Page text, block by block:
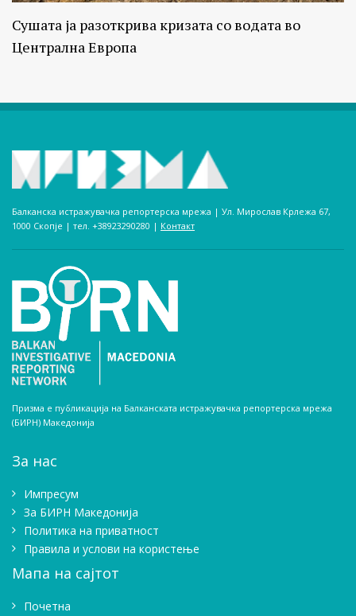
Сушата ја разоткрива кризата со водата во
Централна Европа
Балканска истражувачка репортерска мрежа | Ул. Мирослав Крлежа 67,
1000 Скопје | тел. +38923290280­ | Контакт
Призма е публикација на Балканската истражувачка репортерска мрежа
(БИРН) Македонија
За нас
Импресум
Зa БИРН Македонија
Политика на приватност
Правила и услови на користење
Мапа на сајтот
Почетна